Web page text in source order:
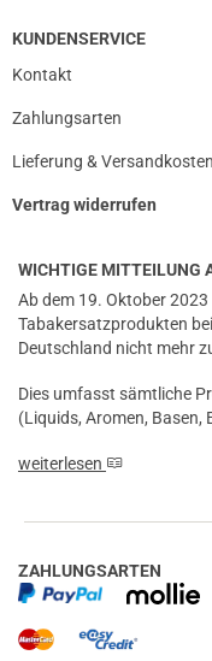
KUNDENSERVICE
Kontakt
Zahlungsarten
Lieferung & Versandkosten
Vertrag widerrufen
WICHTIGE MITTEILUNG
Ab dem 19. Oktober
Tabakersatzprodukten
Deutschland nicht mehr
Dies umfasst sämtliche
(Liquids, Aromen, Basen,
weiterlesen
ZAHLUNGSARTEN